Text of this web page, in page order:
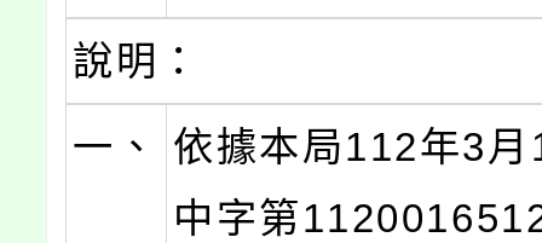
說明：
一、
依據本局112年3
中字第